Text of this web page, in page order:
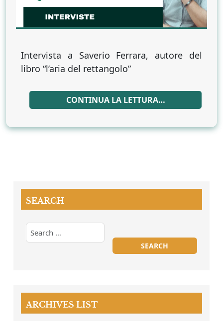
Intervista a Saverio Ferrara, autore del
libro “l’aria del rettangolo”
CONTINUA LA LETTURA…
SEARCH
ARCHIVES LIST